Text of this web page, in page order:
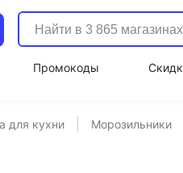
Промокоды
для кухни Морозильники